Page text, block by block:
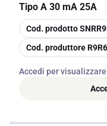
Tipo A 30 mA 25A
copia
Cod. prodotto
copia
Cod. produttore
Accedi per